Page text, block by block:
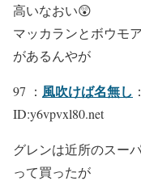
高いなおい😲
マッカランとボウモ
があるんやが
97 ： 風吹けば名無し
ID:y6vpvxl80.net
グレンは近所のスー
って買ったが